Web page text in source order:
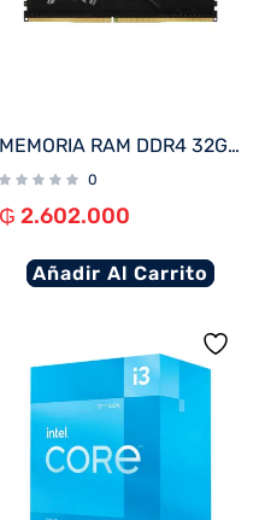
MEMORIA RAM DDR4 32GB 3200 KINGSTON FURY BEAST BK KF432C16BB/32
0
₲ 2.602.000
Añadir Al Carrito